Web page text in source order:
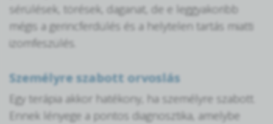
sérülések, törések, daganat, de e leggyakoribb
mégis a gerincferdülés és a helytelen tartás miatti
izomfeszülés.
Személyre szabott orvoslás
Egy terápia akkor hatékony, ha személyre szabott.
Ennek lényege a pontos diagnosztika, amelybe